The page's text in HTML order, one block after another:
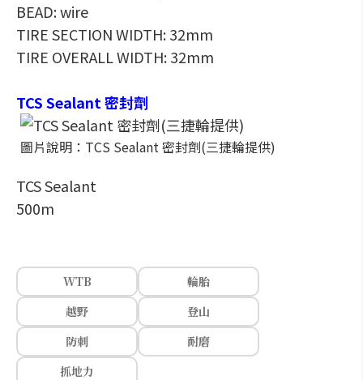
BEAD: wire
TIRE SECTION WIDTH: 32mm
TIRE OVERALL WIDTH: 32mm
TCS Sealant 密封劑
圖片說明：TCS Sealant 密封劑(三捷輪提供)
TCS Sealant
500m
WTB
輪胎
越野
登山
防刺
耐磨
抓地力